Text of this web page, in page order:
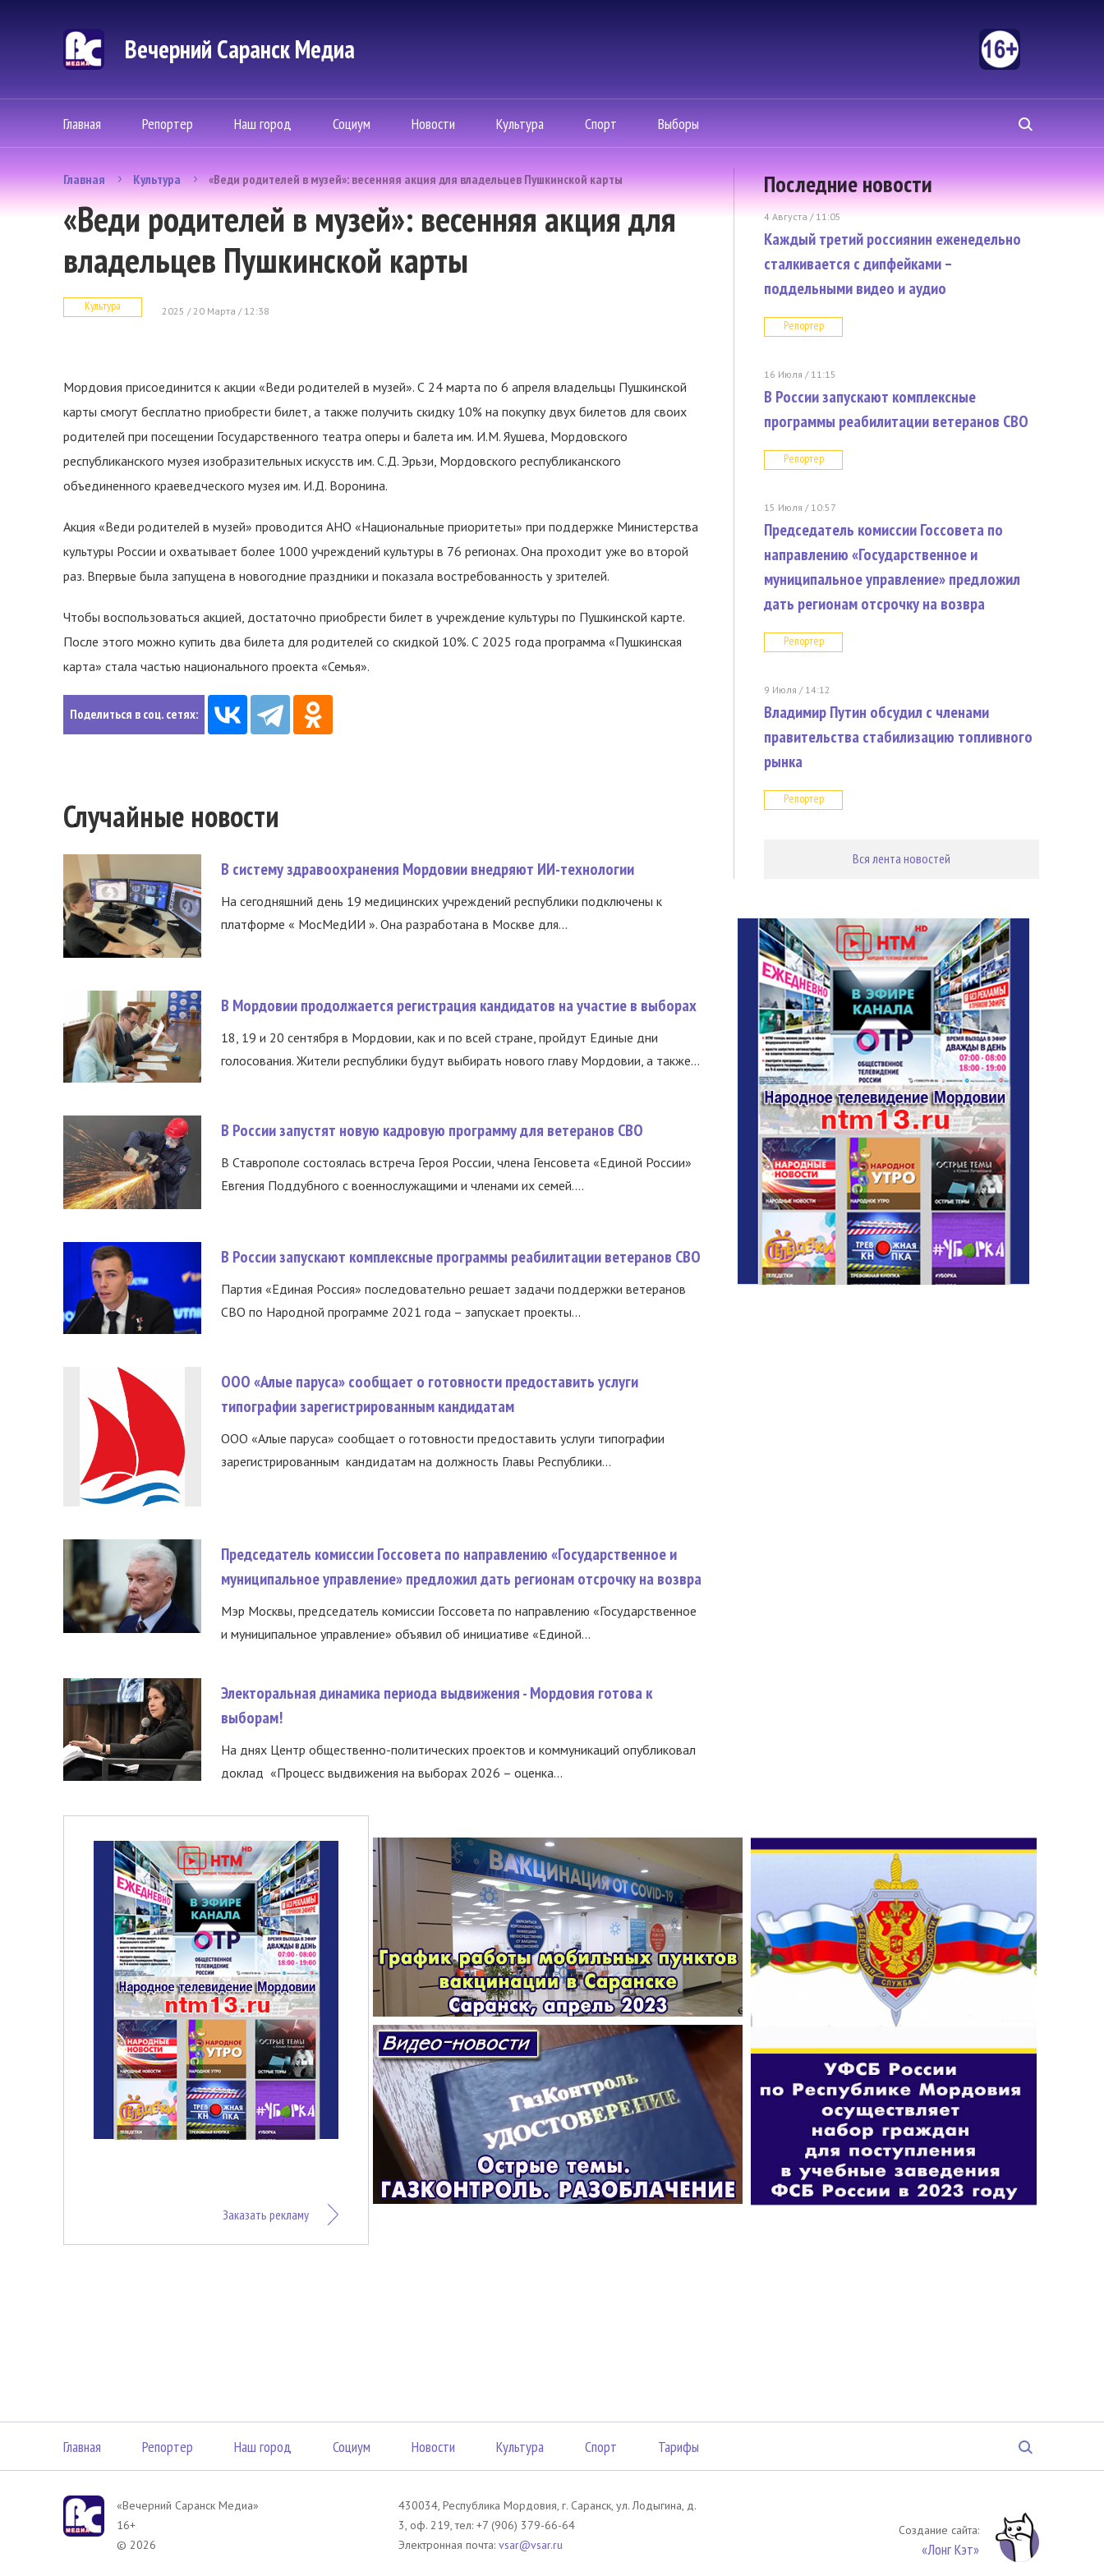
Вечерний Саранск Mедиа
Главная Репортер Наш город Социум Новости Культура Спорт Выборы
Главная Культура «Веди родителей в музей»: весенняя акция для владельцев Пушкинской карты
«Веди родителей в музей»: весенняя акция для
владельцев Пушкинской карты
Культура 2025 / 20 Марта / 12:38
Мордовия присоединится к акции «Веди родителей в музей». С 24 марта по 6 апреля владельцы Пушкинской
карты смогут бесплатно приобрести билет, а также получить скидку 10% на покупку двух билетов для своих
родителей при посещении Государственного театра оперы и балета им. И.М. Яушева, Мордовского
республиканского музея изобразительных искусств им. С.Д. Эрьзи, Мордовского республиканского
объединенного краеведческого музея им. И.Д. Воронина.
Акция «Веди родителей в музей» проводится АНО «Национальные приоритеты» при поддержке Министерства
культуры России и охватывает более 1000 учреждений культуры в 76 регионах. Она проходит уже во второй
раз. Впервые была запущена в новогодние праздники и показала востребованность у зрителей.
Чтобы воспользоваться акцией, достаточно приобрести билет в учреждение культуры по Пушкинской карте.
После этого можно купить два билета для родителей со скидкой 10%. С 2025 года программа «Пушкинская
карта» стала частью национального проекта «Семья».
Поделиться в соц. сетях:
Случайные новости
В систему здравоохранения Мордовии внедряют ИИ-технологии
На сегодняшний день 19 медицинских учреждений республики подключены к
платформе « МосМедИИ ». Она разработана в Москве для...
В Мордовии продолжается регистрация кандидатов на участие в выборах
18, 19 и 20 сентября в Мордовии, как и по всей стране, пройдут Единые дни
голосования. Жители республики будут выбирать нового главу Мордовии, а также...
В России запустят новую кадровую программу для ветеранов СВО
В Ставрополе состоялась встреча Героя России, члена Генсовета «Единой России»
Евгения Поддубного с военнослужащими и членами их семей....
В России запускают комплексные программы реабилитации ветеранов СВО
Партия «Единая Россия» последовательно решает задачи поддержки ветеранов
СВО по Народной программе 2021 года – запускает проекты...
ООО «Алые паруса» сообщает о готовности предоставить услуги
типографии зарегистрированным кандидатам
ООО «Алые паруса» сообщает о готовности предоставить услуги типографии
зарегистрированным кандидатам на должность Главы Республики...
Председатель комиссии Госсовета по направлению «Государственное и
муниципальное управление» предложил дать регионам отсрочку на возвра
Мэр Москвы, председатель комиссии Госсовета по направлению «Государственное
и муниципальное управление» объявил об инициативе «Единой...
Электоральная динамика периода выдвижения - Мордовия готова к
выборам!
На днях Центр общественно-политических проектов и коммуникаций опубликовал
доклад «Процесс выдвижения на выборах 2026 – оценка...
Последние новости
4 Августа / 11:05
Каждый третий россиянин еженедельно
сталкивается с дипфейками –
поддельными видео и аудио
Репортер
16 Июля / 11:15
В России запускают комплексные
программы реабилитации ветеранов СВО
Репортер
15 Июля / 10:57
Председатель комиссии Госсовета по
направлению «Государственное и
муниципальное управление» предложил
дать регионам отсрочку на возвра
Репортер
9 Июля / 14:12
Владимир Путин обсудил с членами
правительства стабилизацию топливного
рынка
Репортер
Вся лента новостей
Заказать рекламу
Главная Репортер Наш город Социум Новости Культура Спорт Тарифы
«Вечерний Саранск Mедиа»
16+
© 2026
430034, Республика Мордовия, г. Саранск, ул. Лодыгина, д.
3, оф. 219, тел: +7 (906) 379-66-64
Электронная почта: vsar@vsar.ru
Создание сайта:
«Лонг Кэт»